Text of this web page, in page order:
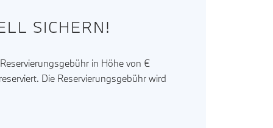
SICHERN!
in Höhe von €
Die Reservierungsgebühr wird